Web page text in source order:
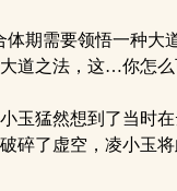
期需要领悟一种大
道之法，这…你怎
玉猛然想到了当时
碎了虚空，凌小玉